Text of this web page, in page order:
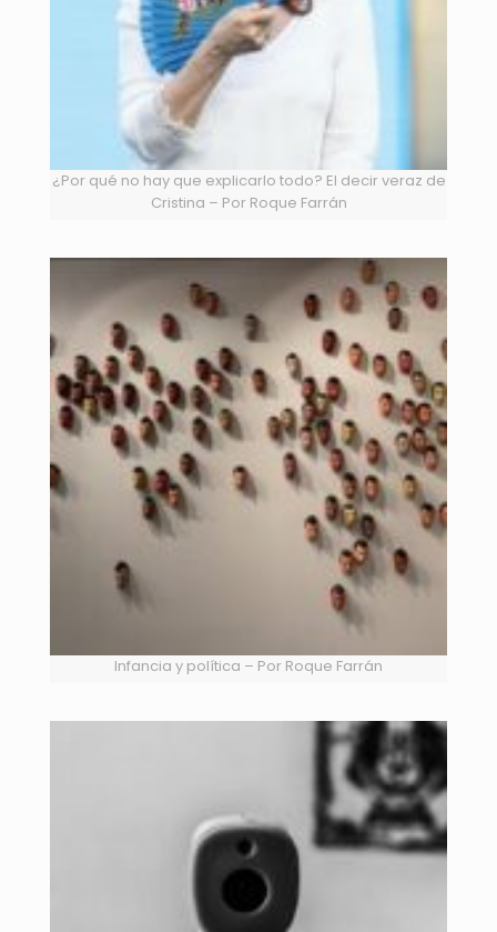
¿Por qué no hay que explicarlo todo? El decir veraz de
Cristina – Por Roque Farrán
Infancia y política – Por Roque Farrán